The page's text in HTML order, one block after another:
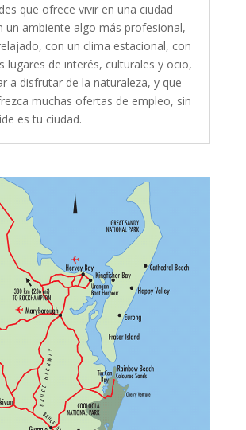
que ofrece vivir en una ciudad
un ambiente algo más profesional,
con un clima estacional, con
lugares de interés, culturales y ocio,
a disfrutar de la naturaleza, y que
muchas ofertas de empleo, sin
es tu ciudad.